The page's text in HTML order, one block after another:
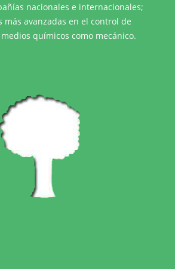
nacionales e internacionales;
más avanzadas en el control de
químicos como mecánico.